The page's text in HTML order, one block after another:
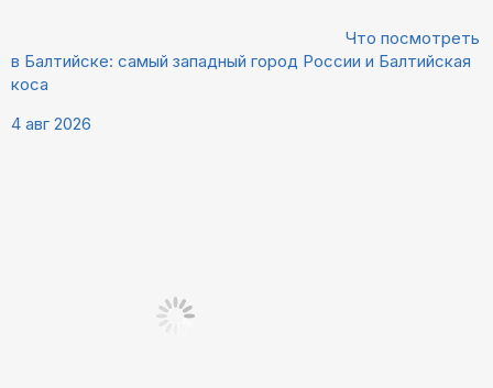
Что посмотреть
в Балтийске: самый западный город России и Балтийская
коса
4 авг 2026